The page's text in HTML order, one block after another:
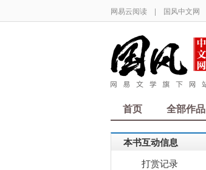
网易云阅读 | 国风中文网
首页 全部作品
本书互动信息
打赏记录